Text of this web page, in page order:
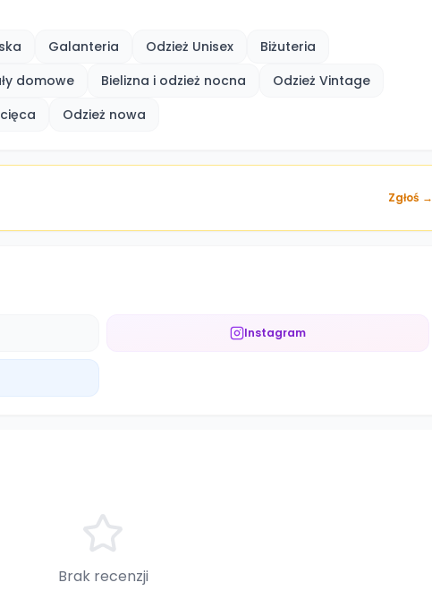
Galanteria Odzież Unisex
Biżuteria
domowe Bielizna i odzież nocna
Odzież Vintage
Odzież nowa
Zgłoś →
Instagram
Brak recenzji